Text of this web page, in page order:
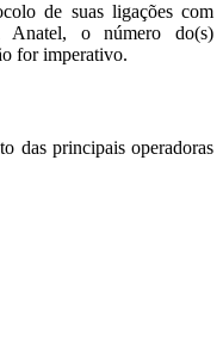
de suas ligações com
Anatel, o número do(s)
for imperativo.
das principais operadoras